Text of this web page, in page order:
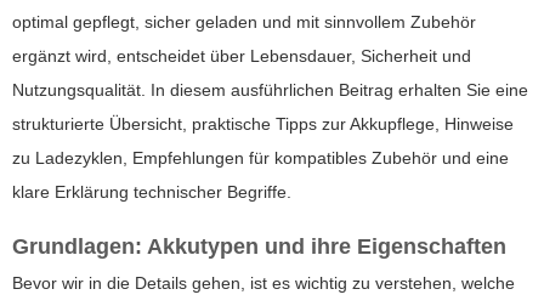
optimal gepflegt, sicher geladen und mit sinnvollem Zubehör
ergänzt wird, entscheidet über Lebensdauer, Sicherheit und
Nutzungsqualität. In diesem ausführlichen Beitrag erhalten Sie eine
strukturierte Übersicht, praktische Tipps zur Akkupflege, Hinweise
zu Ladezyklen, Empfehlungen für kompatibles Zubehör und eine
klare Erklärung technischer Begriffe.
Grundlagen: Akkutypen und ihre Eigenschaften
Bevor wir in die Details gehen, ist es wichtig zu verstehen, welche